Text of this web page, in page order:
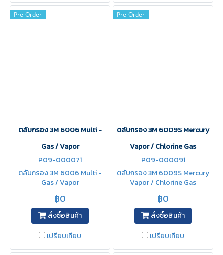
Pre-Order
ตลับกรอง 3M 6006 Multi -
Gas / Vapor
P09-000071
ตลับกรอง 3M 6006 Multi -
Gas / Vapor
฿0
สั่งซื้อสินค้า
เปรียบเทียบ
Pre-Order
ตลับกรอง 3M 6009S Mercury
Vapor / Chlorine Gas
P09-000091
ตลับกรอง 3M 6009S Mercury
Vapor / Chlorine Gas
฿0
สั่งซื้อสินค้า
เปรียบเทียบ